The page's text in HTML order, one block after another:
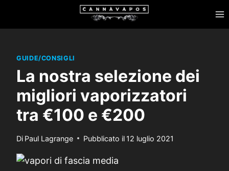
GUIDE/CONSIGLI
La nostra selezione dei
migliori vaporizzatori
tra €100 e €200
Di Paul Lagrange Pubblicato il 12 luglio 2021